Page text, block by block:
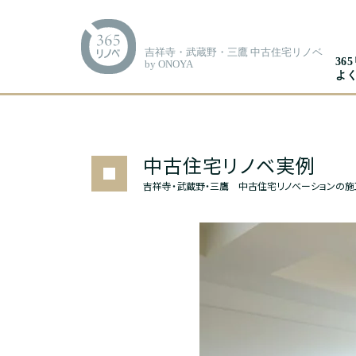
吉祥寺・武蔵野・三鷹 中古住宅リノベ
by ONOYA
365
よ
中古住宅リノベ実例
吉祥寺・武蔵野・三鷹 中古住宅リノベーションの